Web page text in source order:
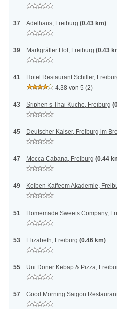
37 Adelhaus, Freiburg (0.43 km)
39 Markgräfler Hof, Freiburg (0.43
41
Hotel Restaurant Schiller,
4.38 von 5 (2)
43 Sriphen s Thai Kuche, Freiburg
45 Deutscher Kaiser, Freiburg im
47 Mocca Cabana, Freiburg (0.44
49 Kolben Kaffeem Akademie,
51 Homemade Sweets Company,
53 Elizabeth, Freiburg (0.46 km)
55 Uni Doner Kebap & Pizza,
57 Good Morning Saigon